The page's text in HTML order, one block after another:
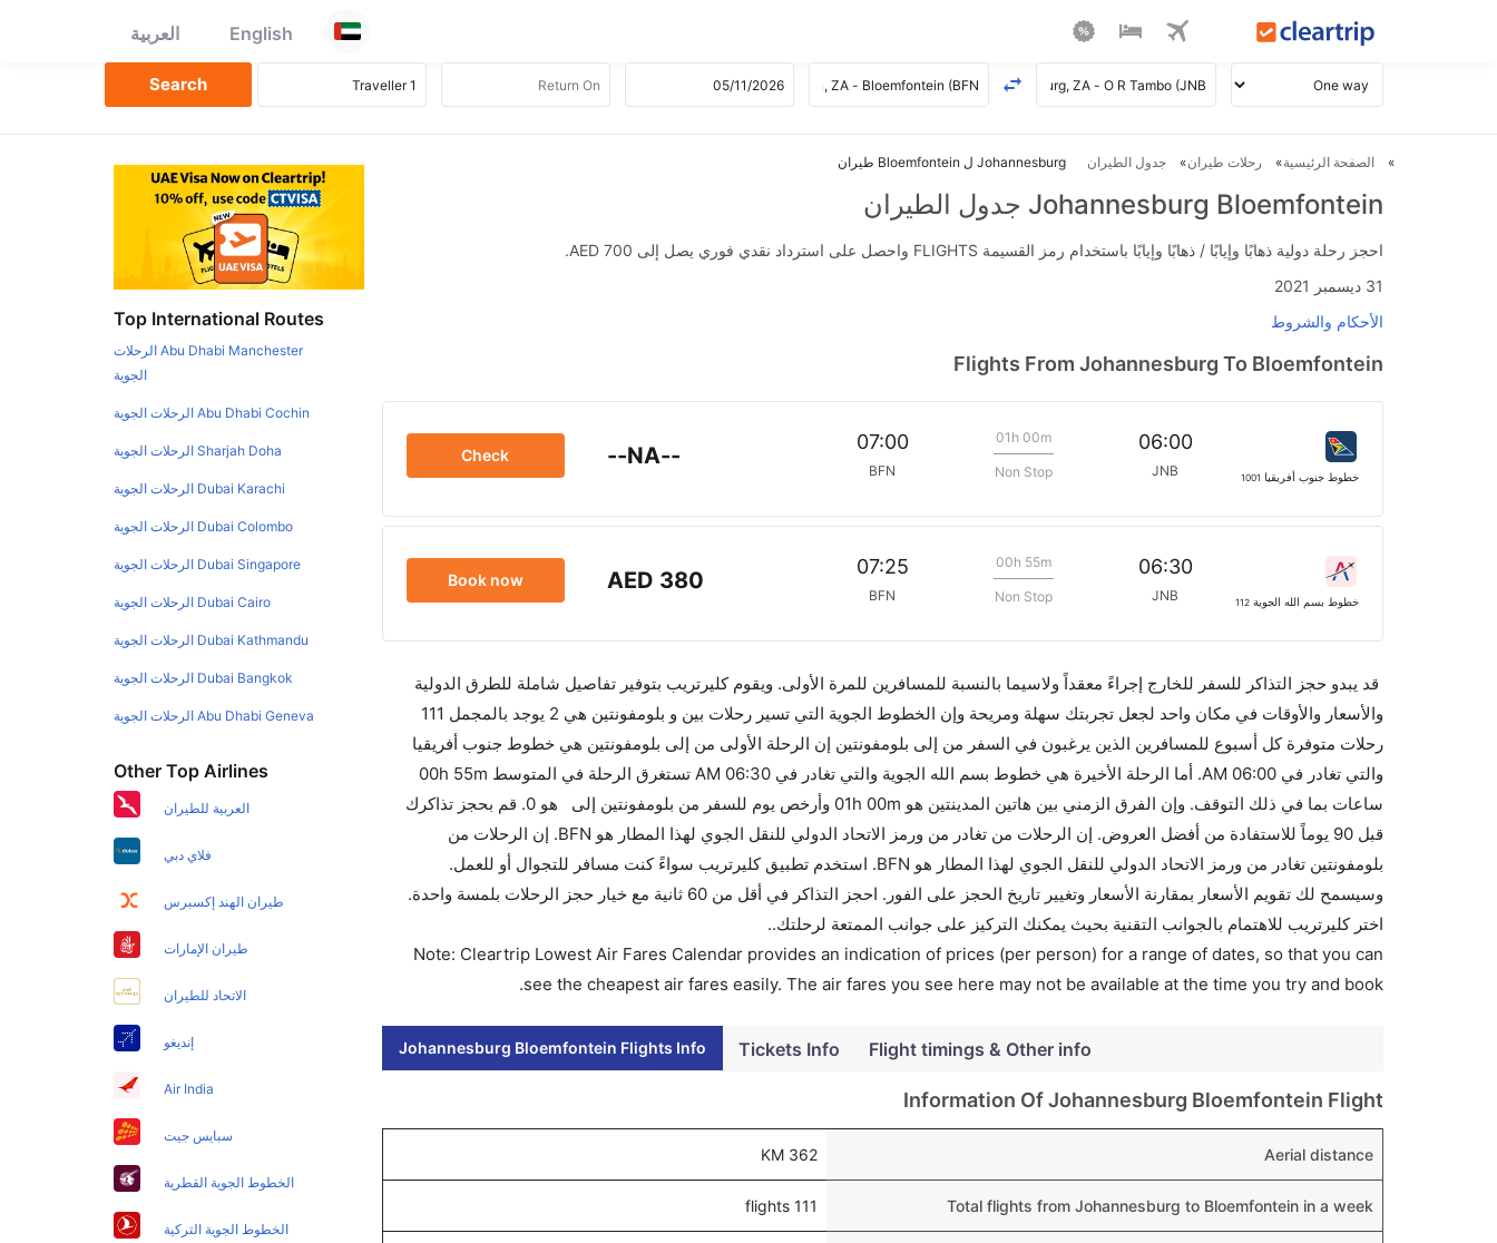
English العربية
الصفحة الرئيسية رحلات طيران جدول الطيران Johannesburg ل Bloemfontein طيران
Johannesburg Bloemfontein جدول الطيران
احجز رحلة دولية ذهابًا وإيابًا / ذهابًا وإيابًا باستخدام رمز القسيمة FLIGHTS واحصل على استرداد نقدي فوري يصل إلى AED 700.
31 ديسمبر 2021
الأحكام والشروط
Flights From Johannesburg To Bloemfontein
خطوط جنوب أفريقيا 1001
06:00
JNB
01h 00m
Non Stop
07:00
BFN
--NA--
Check
خطوط بسم الله الجوية 112
06:30
JNB
00h 55m
Non Stop
07:25
BFN
AED 380
Book now
قد يبدو حجز التذاكر للسفر للخارج إجراءً معقداً ولاسيما بالنسبة للمسافرين للمرة الأولى. ويقوم كليرتريب بتوفير تفاصيل شاملة للطرق الدولية
والأسعار والأوقات في مكان واحد لجعل تجربتك سهلة ومريحة وإن الخطوط الجوية التي تسير رحلات بين و بلومفونتين هي 2 يوجد بالمجمل 111
رحلات متوفرة كل أسبوع للمسافرين الذين يرغبون في السفر من إلى بلومفونتين إن الرحلة الأولى من إلى بلومفونتين هي خطوط جنوب أفريقيا
والتي تغادر في 06:00 AM. أما الرحلة الأخيرة هي خطوط بسم الله الجوية والتي تغادر في 06:30 AM تستغرق الرحلة في المتوسط 00h 55m
ساعات بما في ذلك التوقف. وإن الفرق الزمني بين هاتين المدينتين هو 01h 00m وأرخص يوم للسفر من بلومفونتين إلى هو 0. قم بحجز تذاكرك
قبل 90 يوماً للاستفادة من أفضل العروض. إن الرحلات من تغادر من ورمز الاتحاد الدولي للنقل الجوي لهذا المطار هو BFN. إن الرحلات من
بلومفونتين تغادر من ورمز الاتحاد الدولي للنقل الجوي لهذا المطار هو BFN. استخدم تطبيق كليرتريب سواءً كنت مسافر للتجوال أو للعمل.
وسيسمح لك تقويم الأسعار بمقارنة الأسعار وتغيير تاريخ الحجز على الفور. احجز التذاكر في أقل من 60 ثانية مع خيار حجز الرحلات بلمسة واحدة.
اختر كليرتريب للاهتمام بالجوانب التقنية بحيث يمكنك التركيز على جوانب الممتعة لرحلتك..
Note: Cleartrip Lowest Air Fares Calendar provides an indication of prices (per person) for a range of dates, so that you can
see the cheapest air fares easily. The air fares you see here may not be available at the time you try and book.
Johannesburg Bloemfontein Flights Info Tickets Info Flight timings & Other info
Information Of Johannesburg Bloemfontein Flight
Aerial distance
362 KM
Total flights from Johannesburg to Bloemfontein in a week
111 flights
Top International Routes
Abu Dhabi Manchester الرحلات
الجوية
Abu Dhabi Cochin الرحلات الجوية
Sharjah Doha الرحلات الجوية
Dubai Karachi الرحلات الجوية
Dubai Colombo الرحلات الجوية
Dubai Singapore الرحلات الجوية
Dubai Cairo الرحلات الجوية
Dubai Kathmandu الرحلات الجوية
Dubai Bangkok الرحلات الجوية
Abu Dhabi Geneva الرحلات الجوية
Other Top Airlines
العربية للطيران
فلاي دبي
طيران الهند إكسبرس
طيران الإمارات
الاتحاد للطيران
إنديغو
Air India
سبايس جيت
الخطوط الجوية القطرية
الخطوط الجوية التركية